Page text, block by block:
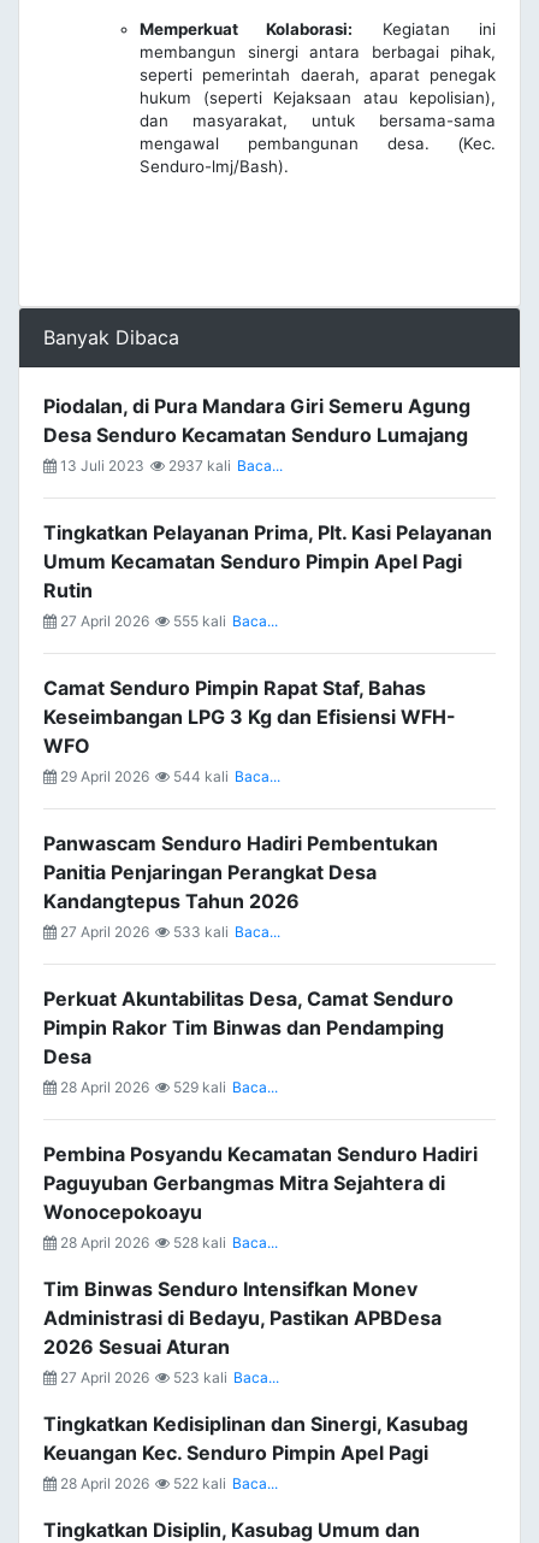
Memperkuat Kolaborasi: Kegiatan ini
membangun sinergi antara berbagai pihak,
seperti pemerintah daerah, aparat penegak
hukum (seperti Kejaksaan atau kepolisian),
dan masyarakat, untuk bersama-sama
mengawal pembangunan desa. (Kec.
Senduro-lmj/Bash).
Banyak Dibaca
Piodalan, di Pura Mandara Giri Semeru Agung
Desa Senduro Kecamatan Senduro Lumajang
13 Juli 2023 2937 kali Baca...
Tingkatkan Pelayanan Prima, Plt. Kasi Pelayanan
Umum Kecamatan Senduro Pimpin Apel Pagi
Rutin
27 April 2026 555 kali Baca...
Camat Senduro Pimpin Rapat Staf, Bahas
Keseimbangan LPG 3 Kg dan Efisiensi WFH-
WFO
29 April 2026 544 kali Baca...
Panwascam Senduro Hadiri Pembentukan
Panitia Penjaringan Perangkat Desa
Kandangtepus Tahun 2026
27 April 2026 533 kali Baca...
Perkuat Akuntabilitas Desa, Camat Senduro
Pimpin Rakor Tim Binwas dan Pendamping
Desa
28 April 2026 529 kali Baca...
Pembina Posyandu Kecamatan Senduro Hadiri
Paguyuban Gerbangmas Mitra Sejahtera di
Wonocepokoayu
28 April 2026 528 kali Baca...
Tim Binwas Senduro Intensifkan Monev
Administrasi di Bedayu, Pastikan APBDesa
2026 Sesuai Aturan
27 April 2026 523 kali Baca...
Tingkatkan Kedisiplinan dan Sinergi, Kasubag
Keuangan Kec. Senduro Pimpin Apel Pagi
28 April 2026 522 kali Baca...
Tingkatkan Disiplin, Kasubag Umum dan